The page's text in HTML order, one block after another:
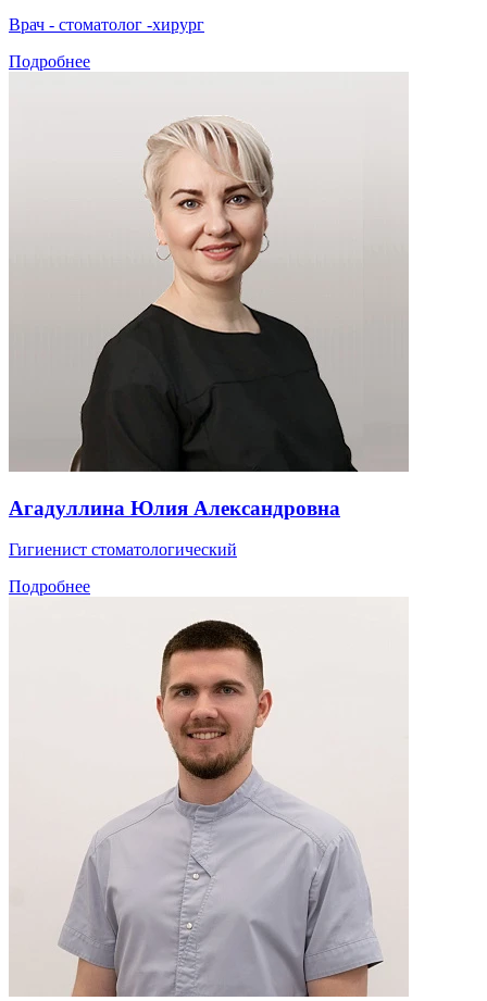
Врач - стоматолог -хирург
Подробнее
Агадуллина Юлия Александровна
Гигиенист стоматологический
Подробнее